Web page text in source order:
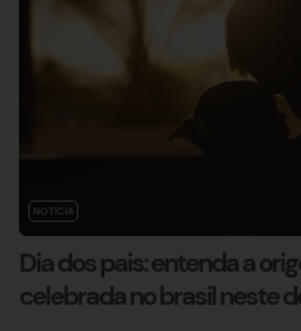
NOTÍCIA
Dia dos pais: entenda a
celebrada no brasil neste